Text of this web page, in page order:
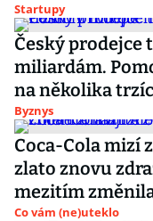
Startupy
Český
miliardám.
na několika
Byznys
Coca-Cola mizí
zlato znovu
mezitím
Co vám (ne)uteklo